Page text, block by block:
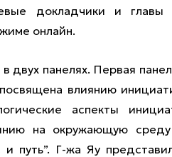
докладчики и главы
онлайн.
двух панелях. Первая
влиянию
аспекты
на окружающую
путь”. Г-жа Яу